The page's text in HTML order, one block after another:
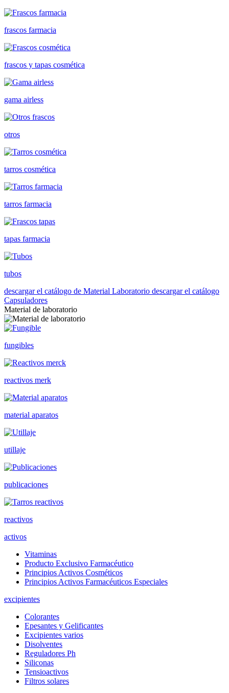
frascos farmacia
frascos y tapas cosmética
gama airless
otros
tarros cosmética
tarros farmacia
tapas farmacia
tubos
descargar el catálogo de Material Laboratorio descargar el catálogo
Capsuladores
Material de laboratorio
fungibles
reactivos merk
material aparatos
utillaje
publicaciones
reactivos
activos
Vitaminas
Producto Exclusivo Farmacéutico
Principios Activos Cosméticos
Principios Activos Farmacéuticos Especiales
excipientes
Colorantes
Epesantes y Gelificantes
Excipientes varios
Disolventes
Reguladores Ph
Siliconas
Tensioactivos
Filtros solares